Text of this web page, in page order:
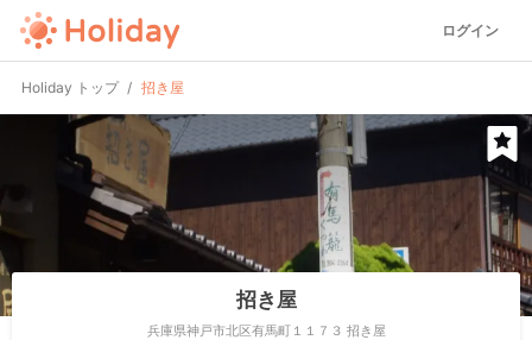
ログイン
Holiday トップ 招き屋
招き屋
兵庫県神戸市北区有馬町１１７３ 招き屋